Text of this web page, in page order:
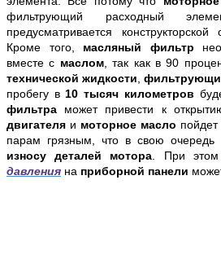
фильтрующий расходный
предусматривается конструкторской
Кроме того, масляный фильтр
вместе с маслом, так как в 90
технической жидкости
пробегу в 10 тысяч километров
фильтра может привести к
двигателя и моторное масло
парам грязным, что в свою очередь
износу деталей мотора . При
давления на приборной панели